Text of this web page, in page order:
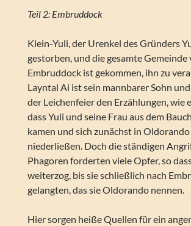
Teil 2: Embruddock
Klein-Yuli, der Urenkel des Gründers
gestorben, und die gesamte Gemeinde
Embruddock ist gekommen, ihn zu
Layntal Ai ist sein mannbarer Sohn
der Leichenfeier den Erzählungen, wie
dass Yuli und seine Frau aus dem
kamen und sich zunächst in Oldorando
niederließen. Doch die ständigen
Phagoren forderten viele Opfer, so
weiterzog, bis sie schließlich nach
gelangten, das sie Oldorando nennen.
Hier sorgen heiße Quellen für ein